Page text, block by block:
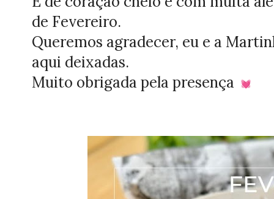
de Fevereiro.
Queremos agradecer, eu e a
aqui deixadas.
Muito obrigada pela presença